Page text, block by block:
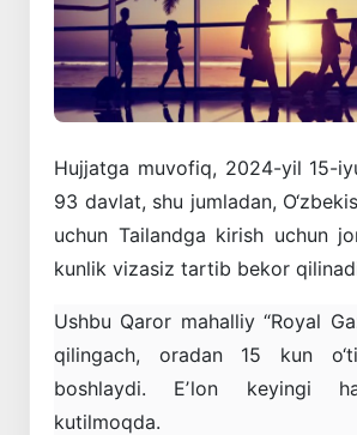
Hujjatga muvofiq, 2024-yil 15-
93 davlat, shu jumladan,
uchun Tailandga kirish uchun
kunlik vizasiz tartib bekor
Ushbu Qaror mahalliy “Royal
qilingach, oradan 15 kun
boshlaydi. Eʼlon keyingi
kutilmoqda.